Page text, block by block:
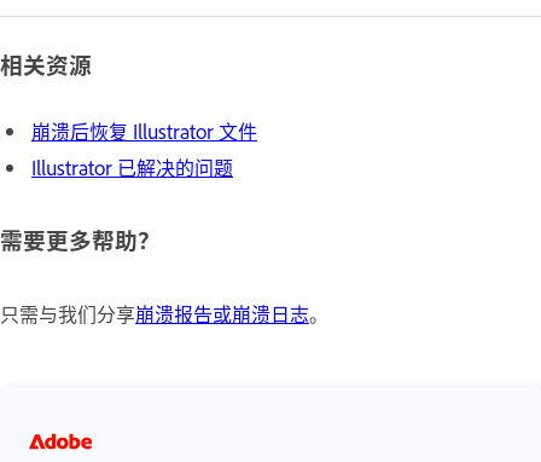
相关资源
崩溃后恢复 Illustrator 文件
Illustrator 已解决的问题
需要更多帮助？
只需与我们分享崩溃报告或崩溃日志。